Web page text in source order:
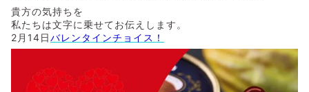
貴方の気持ちを
私たちは文字に乗せてお伝えします。
2月14日バレンタインチョイス！